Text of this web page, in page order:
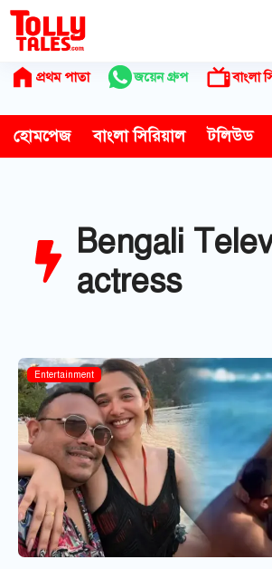
Skip
content
প্রথম পাতা জয়েন গ্রুপ বাংলা
হোমপেজ বাংলা সিরিয়াল টলিউড
Bengali
actress
Entertainment